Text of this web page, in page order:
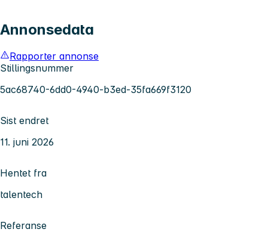
Annonsedata
Rapporter annonse
Stillingsnummer
5ac68740-6dd0-4940-b3ed-35fa669f3120
Sist endret
11. juni 2026
Hentet fra
talentech
Referanse